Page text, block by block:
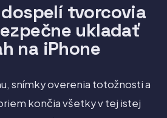
tvorcovia
ukladať
na iPhone
snímky overenia totožnosti a
končia všetky v tej istej